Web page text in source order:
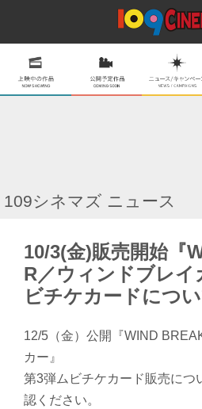
109シネマズ ニュース
10/3(金)販売開始『
R／ウィンドブレイ
ビチケカードにつ
12/5（金）公開『WIND
カー』
第3弾ムビチケカード販売につ
認ください。